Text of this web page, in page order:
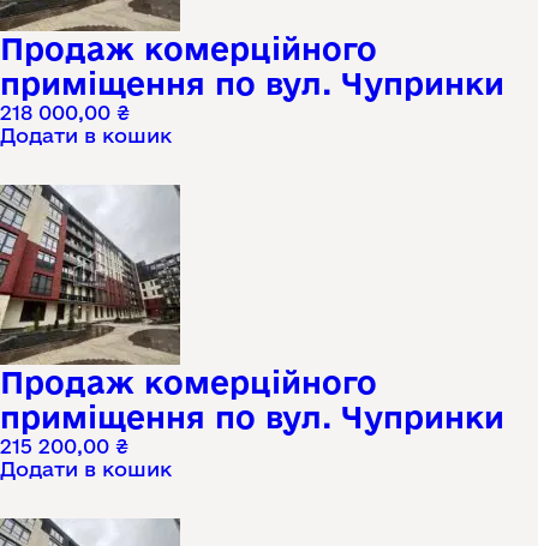
Продаж комерційного
приміщення по вул. Чупринки
218 000,00 ₴
Додати в кошик
Продаж комерційного
приміщення по вул. Чупринки
215 200,00 ₴
Додати в кошик